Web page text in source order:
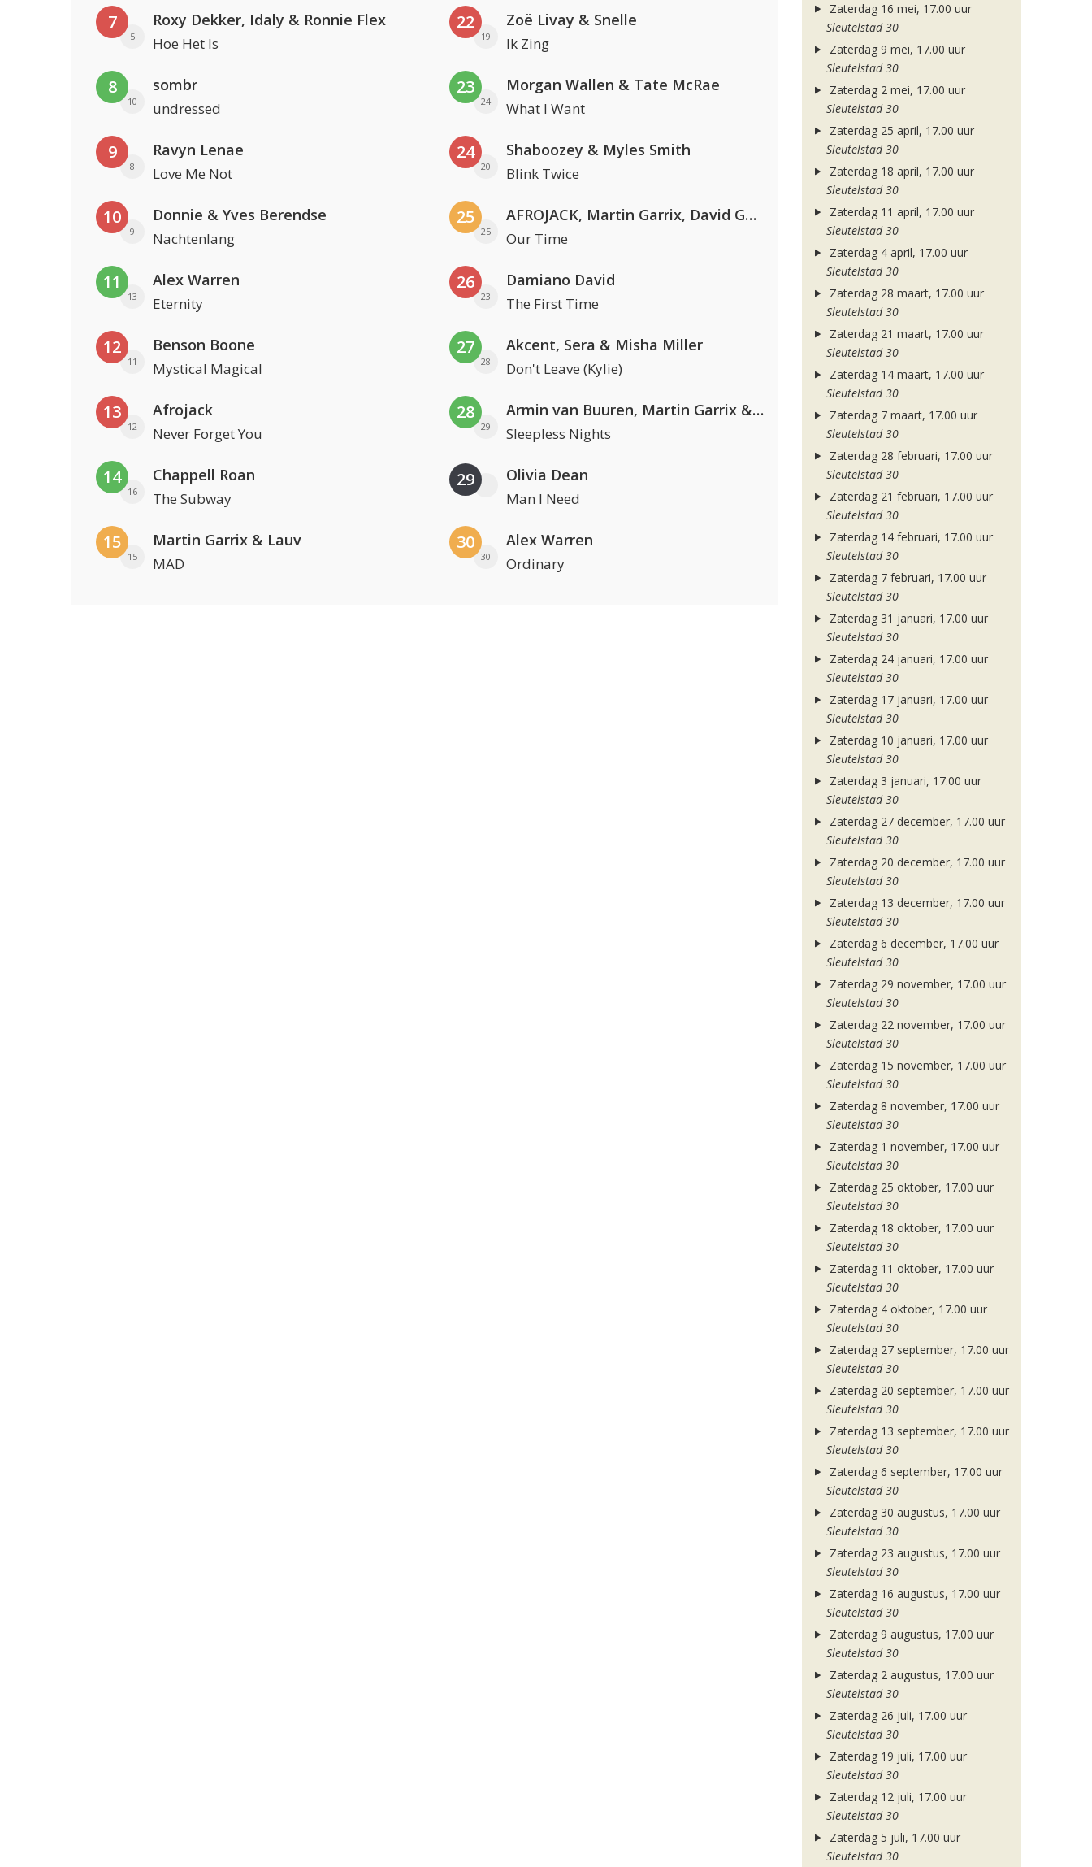
7
5
Roxy Dekker, Idaly & Ronnie Flex
Hoe Het Is
8
10
sombr
undressed
9
8
Ravyn Lenae
Love Me Not
10
9
Donnie & Yves Berendse
Nachtenlang
11
13
Alex Warren
Eternity
12
11
Benson Boone
Mystical Magical
13
12
Afrojack
Never Forget You
14
16
Chappell Roan
The Subway
15
15
Martin Garrix & Lauv
MAD
22
19
Zoë Livay & Snelle
Ik Zing
23
24
Morgan Wallen & Tate McRae
What I Want
24
20
Shaboozey & Myles Smith
Blink Twice
25
25
AFROJACK, Martin Garrix, David Guetta & Amél
Our Time
26
23
Damiano David
The First Time
27
28
Akcent, Sera & Misha Miller
Don't Leave (Kylie)
28
29
Armin van Buuren, Martin Garrix & Libby Whitehouse
Sleepless Nights
29 Olivia Dean
Man I Need
30
30
Alex Warren
Ordinary
Zaterdag 16 mei, 17.00 uur
Sleutelstad 30
Zaterdag 9 mei, 17.00 uur
Sleutelstad 30
Zaterdag 2 mei, 17.00 uur
Sleutelstad 30
Zaterdag 25 april, 17.00 uur
Sleutelstad 30
Zaterdag 18 april, 17.00 uur
Sleutelstad 30
Zaterdag 11 april, 17.00 uur
Sleutelstad 30
Zaterdag 4 april, 17.00 uur
Sleutelstad 30
Zaterdag 28 maart, 17.00 uur
Sleutelstad 30
Zaterdag 21 maart, 17.00 uur
Sleutelstad 30
Zaterdag 14 maart, 17.00 uur
Sleutelstad 30
Zaterdag 7 maart, 17.00 uur
Sleutelstad 30
Zaterdag 28 februari, 17.00 uur
Sleutelstad 30
Zaterdag 21 februari, 17.00 uur
Sleutelstad 30
Zaterdag 14 februari, 17.00 uur
Sleutelstad 30
Zaterdag 7 februari, 17.00 uur
Sleutelstad 30
Zaterdag 31 januari, 17.00 uur
Sleutelstad 30
Zaterdag 24 januari, 17.00 uur
Sleutelstad 30
Zaterdag 17 januari, 17.00 uur
Sleutelstad 30
Zaterdag 10 januari, 17.00 uur
Sleutelstad 30
Zaterdag 3 januari, 17.00 uur
Sleutelstad 30
Zaterdag 27 december, 17.00 uur
Sleutelstad 30
Zaterdag 20 december, 17.00 uur
Sleutelstad 30
Zaterdag 13 december, 17.00 uur
Sleutelstad 30
Zaterdag 6 december, 17.00 uur
Sleutelstad 30
Zaterdag 29 november, 17.00 uur
Sleutelstad 30
Zaterdag 22 november, 17.00 uur
Sleutelstad 30
Zaterdag 15 november, 17.00 uur
Sleutelstad 30
Zaterdag 8 november, 17.00 uur
Sleutelstad 30
Zaterdag 1 november, 17.00 uur
Sleutelstad 30
Zaterdag 25 oktober, 17.00 uur
Sleutelstad 30
Zaterdag 18 oktober, 17.00 uur
Sleutelstad 30
Zaterdag 11 oktober, 17.00 uur
Sleutelstad 30
Zaterdag 4 oktober, 17.00 uur
Sleutelstad 30
Zaterdag 27 september, 17.00 uur
Sleutelstad 30
Zaterdag 20 september, 17.00 uur
Sleutelstad 30
Zaterdag 13 september, 17.00 uur
Sleutelstad 30
Zaterdag 6 september, 17.00 uur
Sleutelstad 30
Zaterdag 30 augustus, 17.00 uur
Sleutelstad 30
Zaterdag 23 augustus, 17.00 uur
Sleutelstad 30
Zaterdag 16 augustus, 17.00 uur
Sleutelstad 30
Zaterdag 9 augustus, 17.00 uur
Sleutelstad 30
Zaterdag 2 augustus, 17.00 uur
Sleutelstad 30
Zaterdag 26 juli, 17.00 uur
Sleutelstad 30
Zaterdag 19 juli, 17.00 uur
Sleutelstad 30
Zaterdag 12 juli, 17.00 uur
Sleutelstad 30
Zaterdag 5 juli, 17.00 uur
Sleutelstad 30